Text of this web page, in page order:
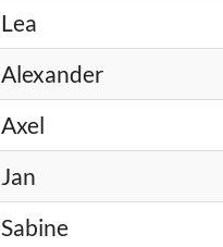
Lea
Alexander
Axel
Jan
Sabine